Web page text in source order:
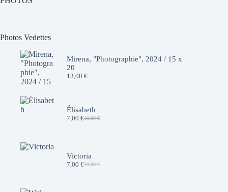
Photos Vedettes
Mirena, "Photographie", 2024 / 15 x
20
13,00 €
Élisabeth
10,00€
Le
10,00 €.
7,00 €Le
7,00 €.
Victoria
10,00€
Le
7,00 €Le